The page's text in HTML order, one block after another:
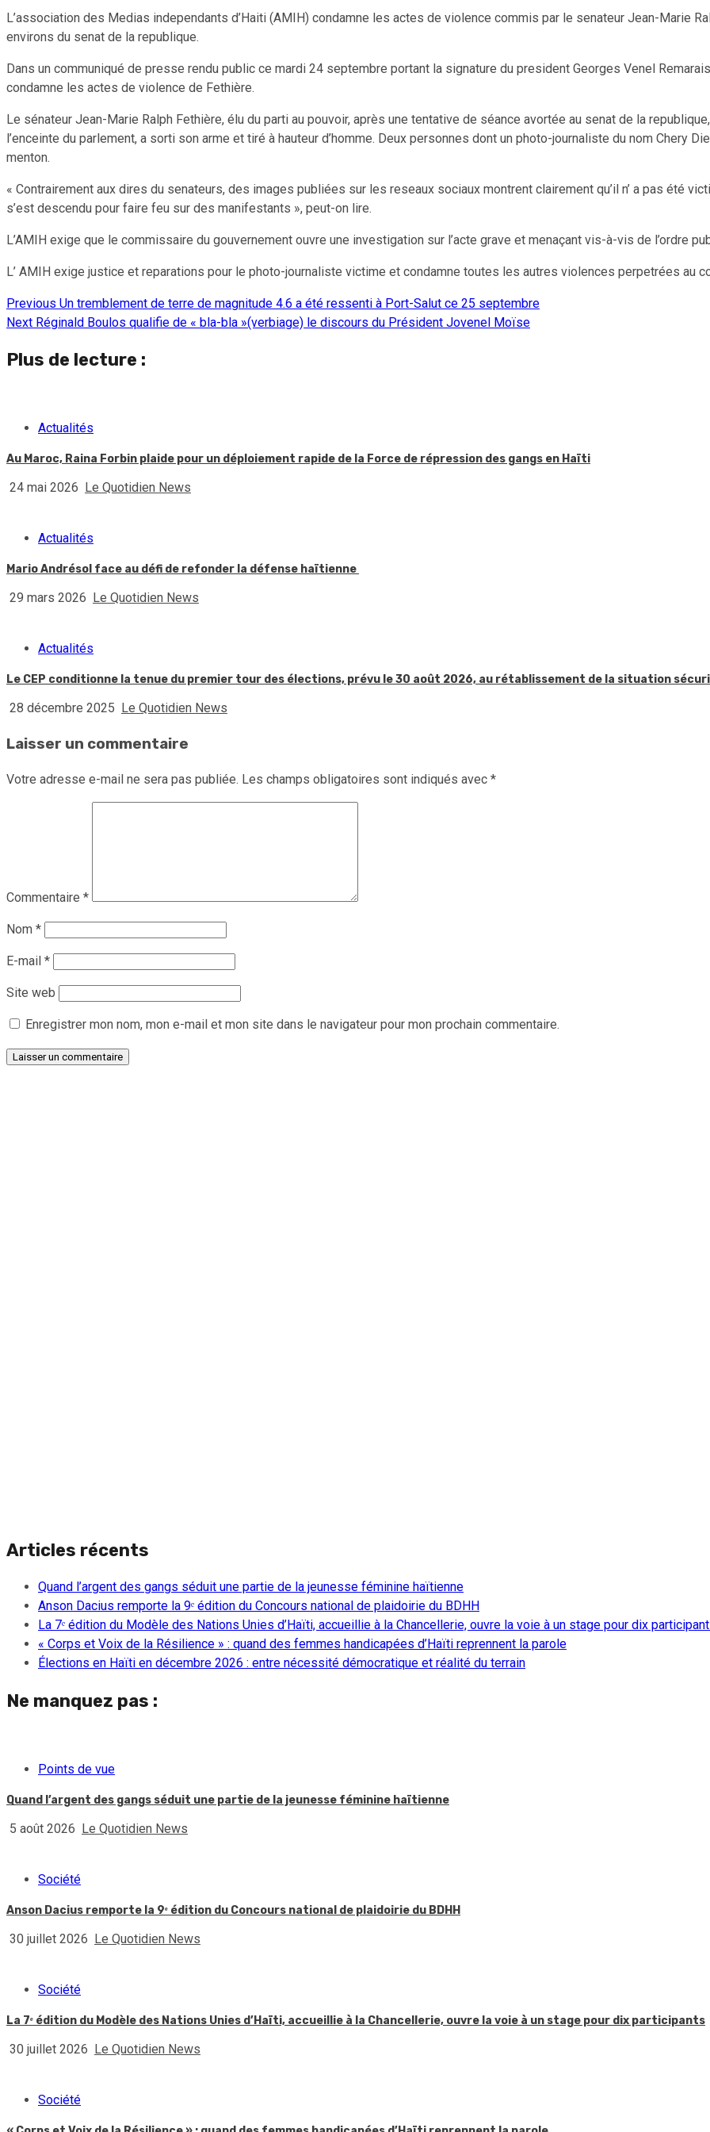
L’association des Medias independants d’Haiti (AMIH) condamne les actes de violence commis par le senateur Jean-Marie
environs du senat de la republique.
Dans un communiqué de presse rendu public ce mardi 24 septembre portant la signature du president Georges Venel
condamne les actes de violence de Fethière.
Le sénateur Jean-Marie Ralph Fethière, élu du parti au pouvoir, après une tentative de séance avortée au senat de la
l’enceinte du parlement, a sorti son arme et tiré à hauteur d’homme. Deux personnes dont un photo-journaliste du nom Chery
menton.
« Contrairement aux dires du senateurs, des images publiées sur les reseaux sociaux montrent clairement qu’il n’ a pas été
s’est descendu pour faire feu sur des manifestants », peut-on lire.
L’AMIH exige que le commissaire du gouvernement ouvre une investigation sur l’acte grave et menaçant vis-à-vis de l’ordre
L’ AMIH exige justice et reparations pour le photo-journaliste victime et condamne toutes les autres violences perpetrées au
Continue
Reading
Previous Un tremblement de terre de magnitude 4.6 a été ressenti à Port-Salut ce 25 septembre
Next Réginald Boulos qualifie de « bla-bla »(verbiage) le discours du Président Jovenel Moïse
Plus de lecture :
Actualités
Au Maroc, Raina Forbin plaide pour un déploiement rapide de la Force de répression des gangs en Haïti
24 mai 2026 Le Quotidien News
Actualités
Mario Andrésol face au défi de refonder la défense haïtienne
29 mars 2026 Le Quotidien News
Actualités
Le CEP conditionne la tenue du premier tour des élections, prévu le 30 août 2026, au rétablissement de la situation
28 décembre 2025 Le Quotidien News
Laisser un commentaire
Votre adresse e-mail ne sera pas publiée. Les champs obligatoires sont indiqués avec *
Commentaire *
Nom *
E-mail *
Site web
Enregistrer mon nom, mon e-mail et mon site dans le navigateur pour mon prochain commentaire.
Articles récents
Quand l’argent des gangs séduit une partie de la jeunesse féminine haïtienne
Anson Dacius remporte la 9ᵉ édition du Concours national de plaidoirie du BDHH
La 7ᵉ édition du Modèle des Nations Unies d’Haïti, accueillie à la Chancellerie, ouvre la voie à un stage pour dix
« Corps et Voix de la Résilience » : quand des femmes handicapées d’Haïti reprennent la parole
Élections en Haïti en décembre 2026 : entre nécessité démocratique et réalité du terrain
Ne manquez pas :
Points de vue
Quand l’argent des gangs séduit une partie de la jeunesse féminine haïtienne
5 août 2026 Le Quotidien News
Société
Anson Dacius remporte la 9ᵉ édition du Concours national de plaidoirie du BDHH
30 juillet 2026 Le Quotidien News
Société
La 7ᵉ édition du Modèle des Nations Unies d’Haïti, accueillie à la Chancellerie, ouvre la voie à un stage pour dix participants
30 juillet 2026 Le Quotidien News
Société